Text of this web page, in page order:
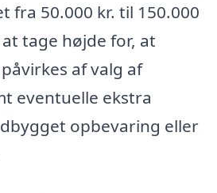
fra 50.000 kr. til 150.000
tage højde for, at
af valg af
eventuelle ekstra
opbevaring eller